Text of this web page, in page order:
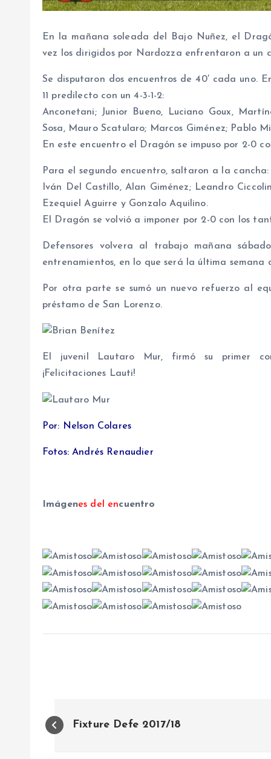
En la mañana soleada del Bajo Nuñez, el
vez los dirigidos por Nardozza enfrentaron a un
Se disputaron dos encuentros de 40′ cada uno.
11 predilecto con un 4-3-1-2:
Anconetani; Junior Bueno, Luciano Goux,
Sosa, Mauro Scatularo; Marcos Giménez; Pablo
En este encuentro el Dragón se impuso por 2-0
Para el segundo encuentro, saltaron a la
Iván Del Castillo, Alan Giménez; Leandro
Ezequiel Aguirre y Gonzalo Aquilino.
El Dragón se volvió a imponer por 2-0 con los
Defensores volvera al trabajo mañana
entrenamientos, en lo que será la última semana
Por otra parte se sumó un nuevo refuerzo al
préstamo de San Lorenzo.
El juvenil Lautaro Mur, firmó su primer
¡Felicitaciones Lauti!
Por: Nelson Colares
Fotos: Andrés Renaudier
Imágenes del encuentro
N
Fixture Defe 2017/18